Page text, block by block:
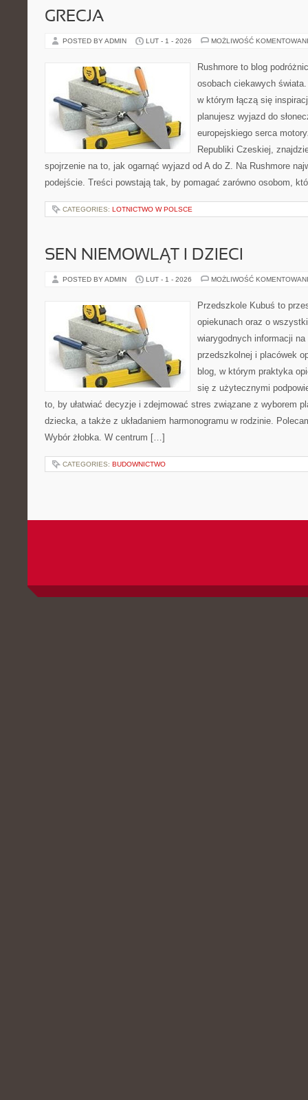
GRECJA
POSTED BY ADMIN LUT - 1 - 2026 MOŻLIWOŚĆ
Rushmore to blog
osobach ciekawych
w którym łączą się
planujesz wyjazd do
europejskiego serca
Republiki Czeskiej,
spojrzenie na to, jak ogarnąć wyjazd od A do Z. Na Rushmore
podejście. Treści powstają tak, by pomagać zarówno osobom,
CATEGORIES: LOTNICTWO W POLSCE
SEN NIEMOWLĄT I DZIECI
POSTED BY ADMIN LUT - 1 - 2026 MOŻLIWOŚĆ
Przedszkole Kubuś to
opiekunach oraz o
wiarygodnych informacji
przedszkolnej i placówek
blog, w którym praktyka
się z użytecznymi
to, by ułatwiać decyzje i zdejmować stres związane z wyborem
dziecka, a także z układaniem harmonogramu w rodzinie.
Wybór żłobka. W centrum […]
CATEGORIES: BUDOWNICTWO